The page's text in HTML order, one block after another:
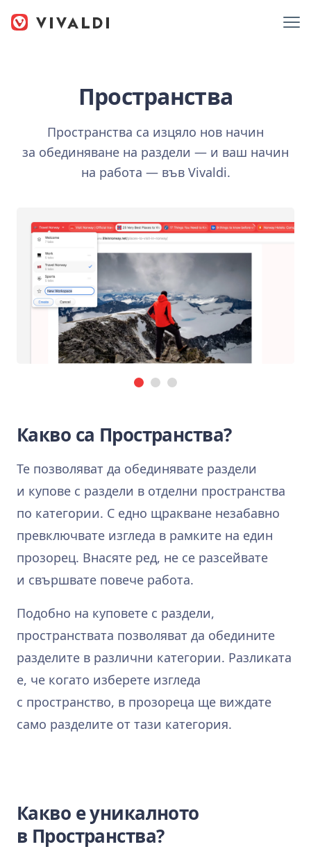
Пространства
Пространства са изцяло нов начин
за обединяване на раздели — и ваш начин
на работа — във Vivaldi.
Какво са Пространства?
Те позволяват да обединявате раздели
и купове с раздели в отделни пространства
по категории. С едно щракване незабавно
превключвате изгледа в рамките на един
прозорец. Внасяте ред, не се разсейвате
и свършвате повече работа.
Подобно на куповете с раздели,
пространствата позволяват да обедините
разделите в различни категории. Разликата
е, че когато изберете изгледа
с пространство, в прозореца ще виждате
само разделите от тази категория.
Какво е уникалното
в Пространства?